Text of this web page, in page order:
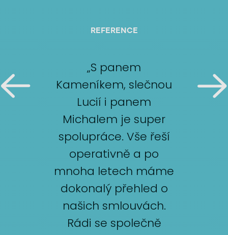
REFERENCE
„S panem
Kameníkem, slečnou
Lucií i panem
Michalem je super
spolupráce. Vše řeší
operativně a po
mnoha letech máme
dokonalý přehled o
našich smlouvách.
Rádi se společně